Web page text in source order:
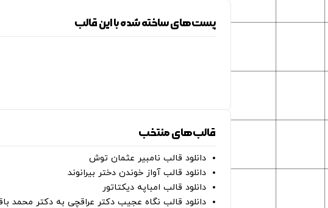
پست‌های ساخته شده با این قالب
قالب‌های منتخب
دانلود قالب نامبیر عثمان ‌توش
دانلود قالب آواز خوندن دختر بیرانوند
دانلود قالب امباپه دیکتاتور
دانلود قالب نگاه عجیب دکتر عراقچی به دکتر محمد